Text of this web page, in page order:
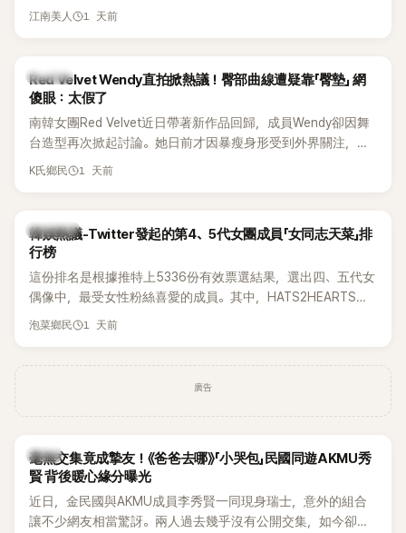
張近況照，讓大批粉絲又驚又喜。其中，一張生日蛋糕照意外
江南美人 1 天前
K-POP
Red Velvet Wendy直拍掀熱議！臀部曲線遭疑靠「臀墊」 網
傻眼：太假了
南韓女團Red Velvet近日帶著新作品回歸，成員Wendy卻因舞
台造型再次掀起討論。她日前才因暴瘦身形受到外界關注，又
被質疑在舞台上使用臀墊，如今最新打歌舞台曝光後，再度因
K氏鄉民 1 天前
熱議討論
韓娛熱議-Twitter發起的第4、5代女團成員「女同志天菜」排
行榜
這份排名是根據推特上5336份有效票選結果，選出四、五代女
偶像中，最受女性粉絲喜愛的成員。其中，HATS2HEARTS成
員包攬了前三名，展現了她們在女性社群中的高人氣。
泡菜鄉民 1 天前
廣告
韓星
毫無交集竟成摯友！《爸爸去哪》「小哭包」民國同遊AKMU秀
賢 背後暖心緣分曝光
近日，金民國與AKMU成員李秀賢一同現身瑞士，意外的組合
讓不少網友相當驚訝。兩人過去幾乎沒有公開交集，如今卻一